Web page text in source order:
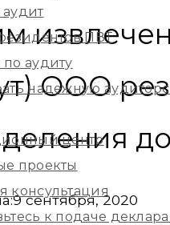
ПВТ
аудиту
надежную
центр
проекты
консультация
к подаче
ООО
9 сентября, 2020